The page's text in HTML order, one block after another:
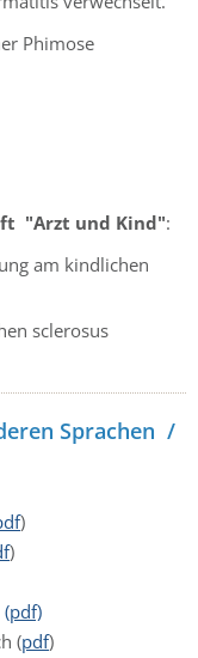
Phimose
"Arzt und Kind":
am kindlichen
sclerosus
Sprachen /
)
)
(pdf)
(pdf)